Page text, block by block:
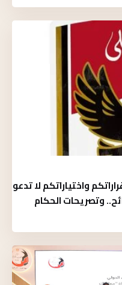
واختياراتكم لا تدعو
وتصريحات الحكام